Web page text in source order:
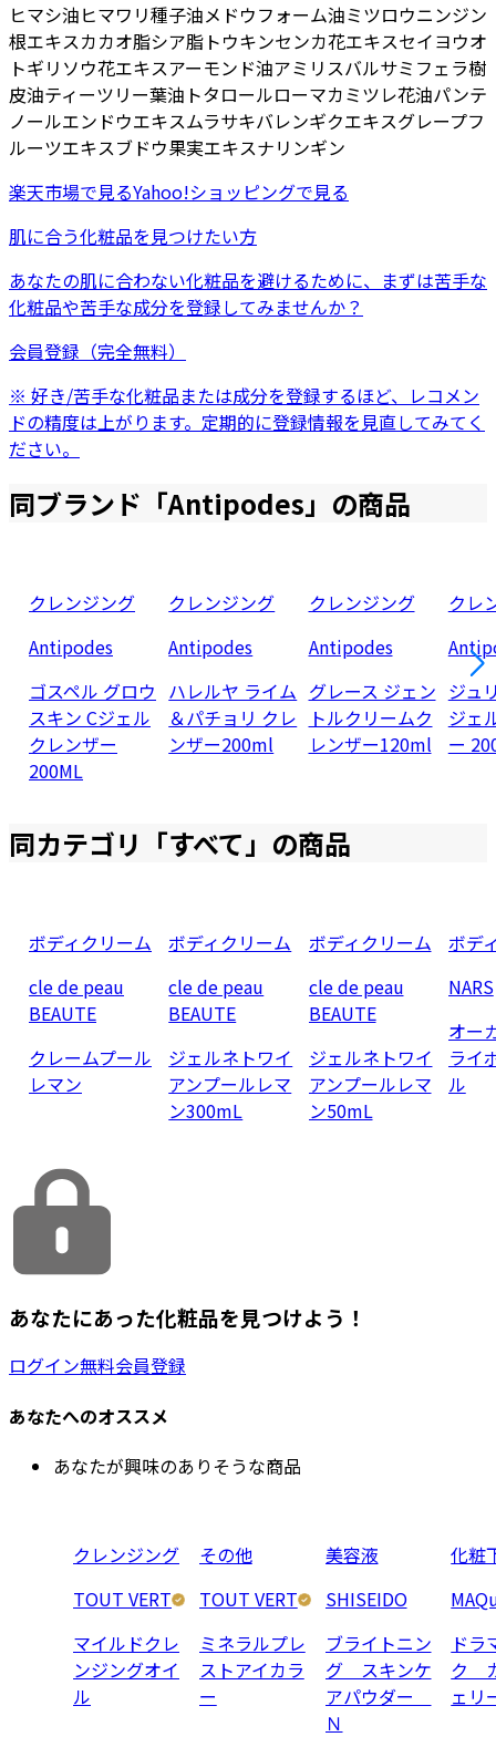
ヒマシ油ヒマワリ種子油メドウフォーム油ミツロウニンジン
根エキスカカオ脂シア脂 トウキンセンカ花エキスセイヨウオ
トギリソウ花エキスアーモンド油アミリスバルサミフェラ樹
皮油ティーツリー葉油 トタロールローマカミツレ花油パンテ
ノールエンドウエキスムラサキバレンギクエキスグレープフ
ルーツエキスブドウ果実エキスナリンギン
楽天市場で見るYahoo!ショッピングで見る
肌に合う化粧品を見つけたい方
あなたの肌に合わない化粧品を避けるために、まずは苦手な
化粧品や苦手な成分を登録してみませんか？
会員登録（完全無料）
※ 好き/苦手な化粧品または成分を登録するほど、レコメン
ドの精度は上がります。定期的に登録情報を見直してみてく
ださい。
同ブランド「Antipodes」の商品
クレンジング
Antipodes
ゴスペル グロウ
スキン Cジェル
クレンザー
200ML
クレンジング
Antipodes
ハレルヤ ライム
＆パチョリ クレ
ンザー200ml
クレンジング
Antipodes
グレース ジェン
トルクリームク
レンザー120ml
クレ
ジュ
ジェ
ー
同カテゴリ「すべて」の商品
ボディクリーム
cle de peau
BEAUTE
クレームプール
レマン
ボディクリーム
cle de peau
BEAUTE
ジェルネトワイ
アンプールレマ
ン300mL
ボディクリーム
cle de peau
BEAUTE
ジェルネトワイ
アンプールレマ
ン50mL
ボデ
NARS
オー
ライ
ル
あなたにあった化粧品を見つけよう！
ログイン無料会員登録
あなたへのオススメ
あなたが興味のありそうな商品
クレンジング
TOUT VERT
マイルドクレ
ンジングオイ
ル
その他
TOUT VERT
ミネラルプレ
ストアイカラ
ー
美容液
SHISEIDO
ブライトニン
グ スキンケ
アパウダー
Ｎ
化粧
ドラ
ク
ェ